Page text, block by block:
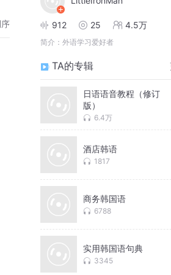
912 25 4.5万
简介： 外语学习爱好者
TA的专辑
日语语音教程（修订
版）
6.4万
酒店韩语
1817
商务韩国语
6788
实用韩国语句典
3345